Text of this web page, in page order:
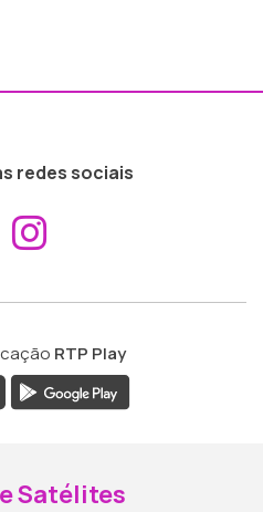
redes sociais
Aceder ao
RTP Play
Satélites